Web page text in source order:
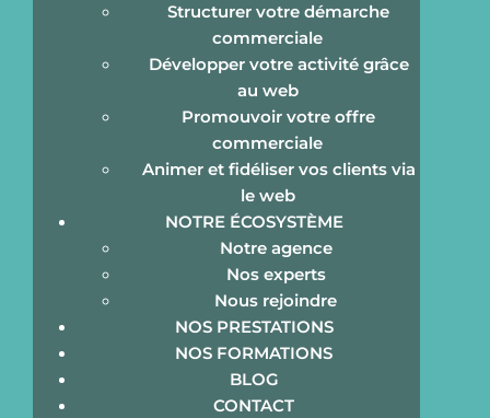
Structurer votre démarche
commerciale
Développer votre activité grâce
au web
Promouvoir votre offre
commerciale
Animer et fidéliser vos clients via
le web
NOTRE ÉCOSYSTÈME
Notre agence
Nos experts
Nous rejoindre
NOS PRESTATIONS
NOS FORMATIONS
BLOG
CONTACT
Vers l’entreprise de demain
30 juin 2020 Dominique Sergent / COMANDDO
Le monde change, les modes de communication
évoluent. Les nouvelles tendances bouleversent notre
façon de travailler, de penser, de collaborer, d’innover…
En quoi ces mutations vont-elles impacter votre
modèle économique